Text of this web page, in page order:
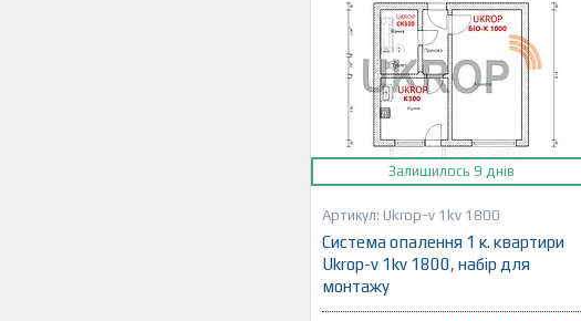
Залишилось 9 днів
Ukrop-v 1kv 1800
Система опалення 1 к. квартири
Ukrop-v 1kv 1800, набір для
монтажу